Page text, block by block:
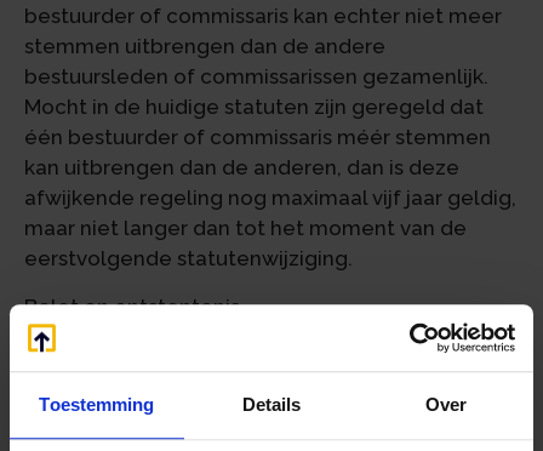
Toestemming Details Over
bestuurder of commissaris kan echter niet meer
stemmen uitbrengen dan de andere
bestuursleden of commissarissen gezamenlijk.
Mocht in de huidige statuten zijn geregeld dat
één bestuurder of commissaris méér stemmen
kan uitbrengen dan de anderen, dan is deze
afwijkende regeling nog maximaal vijf jaar geldig,
maar niet langer dan tot het moment van de
eerstvolgende statutenwijziging.
Belet en ontstentenis
De statuten van verenigingen of stichtingen
van bestuurders of commissarissen bevatten. In
die regeling staat hoe wordt omgegaan met